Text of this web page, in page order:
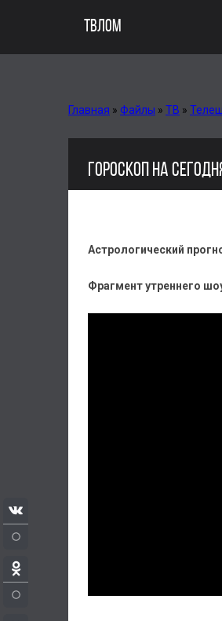
ТВЛОМ
Главная » Файлы » ТВ »
ГОРОСКОП НА
Астрологический
Фрагмент утреннего